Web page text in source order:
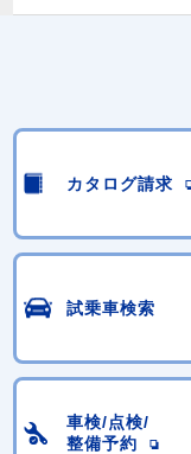
カタログ請求
試乗車検索
車検/点検/
整備予約